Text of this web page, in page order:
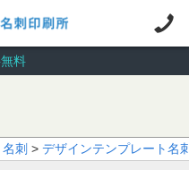
料
名刺 > デザインテンプレート名